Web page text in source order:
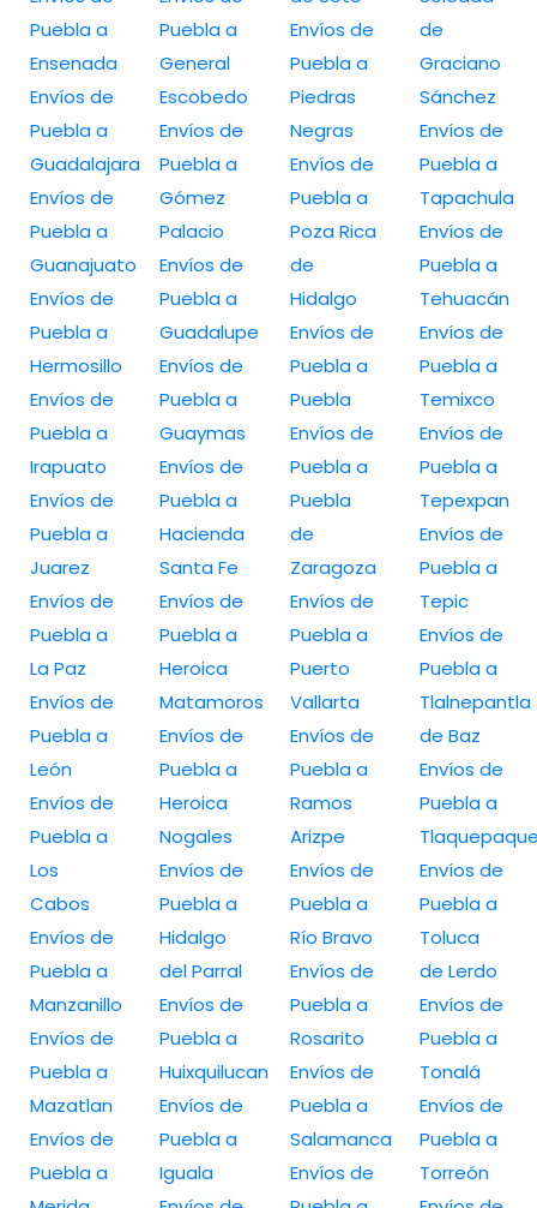
Puebla a
Ensenada
Envíos de
Puebla a
Guadalajara
Envíos de
Puebla a
Guanajuato
Envíos de
Puebla a
Hermosillo
Envíos de
Puebla a
Irapuato
Envíos de
Puebla a
Juarez
Envíos de
Puebla a
La Paz
Envíos de
Puebla a
León
Envíos de
Puebla a
Los
Cabos
Envíos de
Puebla a
Manzanillo
Envíos de
Puebla a
Mazatlan
Envíos de
Puebla a
Puebla a
General
Escobedo
Envíos de
Puebla a
Gómez
Palacio
Envíos de
Puebla a
Guadalupe
Envíos de
Puebla a
Guaymas
Envíos de
Puebla a
Hacienda
Santa Fe
Envíos de
Puebla a
Heroica
Matamoros
Envíos de
Puebla a
Heroica
Nogales
Envíos de
Puebla a
Hidalgo
del Parral
Envíos de
Puebla a
Huixquilucan
Envíos de
Puebla a
Iguala
Envíos de
Puebla a
Piedras
Negras
Envíos de
Puebla a
Poza Rica
de
Hidalgo
Envíos de
Puebla a
Puebla
Envíos de
Puebla a
Puebla
de
Zaragoza
Envíos de
Puebla a
Puerto
Vallarta
Envíos de
Puebla a
Ramos
Arizpe
Envíos de
Puebla a
Río Bravo
Envíos de
Puebla a
Rosarito
Envíos de
Puebla a
Salamanca
Envíos de
de
Graciano
Sánchez
Envíos de
Puebla a
Tapachula
Envíos de
Puebla a
Tehuacán
Envíos de
Puebla a
Temixco
Envíos de
Puebla a
Tepexpan
Envíos de
Puebla a
Tepic
Envíos de
Puebla a
Tlalnepantla
de Baz
Envíos de
Puebla a
Envíos de
Puebla a
Toluca
de Lerdo
Envíos de
Puebla a
Tonalá
Envíos de
Puebla a
Torreón